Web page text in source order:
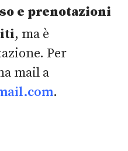
e prenotazioni
, ma è
Per
mail a
.